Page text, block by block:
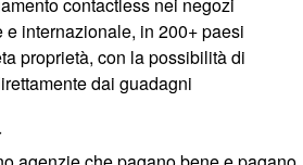
internazionale, in 200+ paesi
proprietà, con la possibilità di
dai guadagni